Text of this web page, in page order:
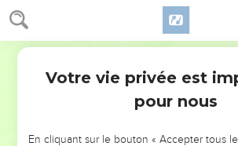
NE MANQUEZ PAS
Votre vie privée est
pour nous
En cliquant sur le bouton « Accepter tous